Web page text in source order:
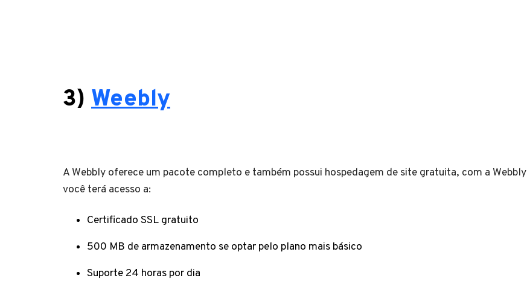
3) Weebly
A Webbly oferece um pacote completo e também possui hospedagem de site gratuita, com a Webbly
você terá acesso a:
Certificado SSL gratuito
500 MB de armazenamento se optar pelo plano mais básico
Suporte 24 horas por dia